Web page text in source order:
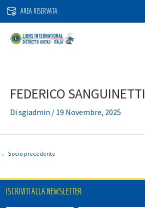
Vai
contenuto
AREA RISERVATA
FEDERICO SANGUINETTI
Disgiadmin / 19 Novembre, 2025
← Socio precedente
ISCRIVITI ALLA NEWSLETTER